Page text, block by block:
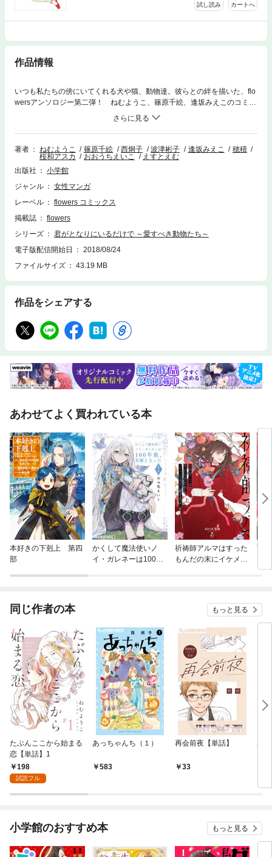
試し読み カートへ
作品情報
いつも私たちの傍にいてくれる犬や猫、動物達。彼らとの絆を描いた、flo
wersアンソロジー第二弾！ ねむようこ、篠原千絵、逢坂みえこのコミッ
クス未収録作に加え、波津彬子、西炯子の猫ショート作品も収録。
著者 ねむようこ 篠原千絵 西炯子 波津彬子 逢坂みえこ
穂積
桜和アスカ
おおうちえいこ
えすとえむ
出版社
小学館
ジャンル
女性マンガ
レーベル
flowers コミックス
掲載誌
flowers
シリーズ
君がとなりにいるだけで ～愛すべき動物たち～
電子版配信開始日
2018/08/24
ファイルサイズ
43.19 MB
作品をシェアする
あわせてよく買われている本
本好きの下剋上 第四
部
かくして魔法使いノ
イ・ガレネーは100年
祈祷師アルマはすった
もんだの末にイケメン
万
同じ作者の本 もっと見る
たぶんここから始まる
恋【単話】1
198
試読フル
あっちゃんち（１）
583
再会前夜【単話】
33
あ
小学館のおすすめ本 もっと見る